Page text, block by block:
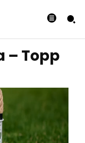
– Topp